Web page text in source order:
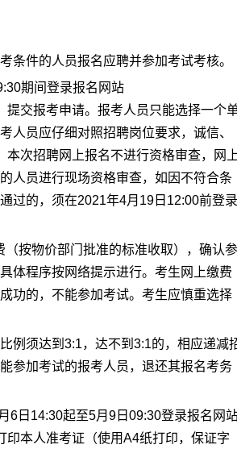
条件的人员报名应聘并参加考试考核。
期间登录报名网站
提交报考申请。报考人员只能选择一个
人员应仔细对照招聘岗位要求，诚信、
次招聘网上报名不进行资格审查，网
人员进行现场资格审查，如因不符合条
过的，须在2021年4月19日12:00前登录
（按物价部门批准的标准收取），确认参
体程序按网络提示进行。考生网上缴费
功的，不能参加考试。考生应慎重选择
例须达到3:1，达不到3:1的，相应递减
参加考试的报考人员，退还其报名考务
6日14:30起至5月9日09:30登录报名网
印本人准考证（使用A4纸打印，保证字